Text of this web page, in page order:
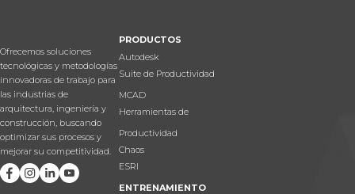
Ofrecemos soluciones
tecnológicas y metodologías
innovadoras de trabajo para
las industrias de
arquitectura, ingeniería y
construcción, buscando
optimizar sus procesos y
mejorar su competitividad.
PRODUCTOS
Autodesk
Suite de Productividad
MCAD
Herramientas de
Productividad
Chaos
ESRI
ENTRENAMIENTO